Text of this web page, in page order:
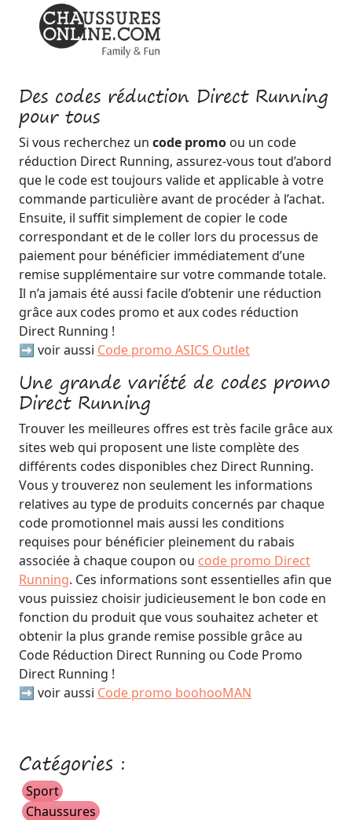
Des codes réduction Direct Running
pour tous
Si vous recherchez un code promo ou un code
réduction Direct Running, assurez-vous tout d’abord
que le code est toujours valide et applicable à votre
commande particulière avant de procéder à l’achat.
Ensuite, il suffit simplement de copier le code
correspondant et de le coller lors du processus de
paiement pour bénéficier immédiatement d’une
remise supplémentaire sur votre commande totale.
Il n’a jamais été aussi facile d’obtenir une réduction
grâce aux codes promo et aux codes réduction
Direct Running !
➡️ voir aussi Code promo ASICS Outlet
Une grande variété de codes promo
Direct Running
Trouver les meilleures offres est très facile grâce aux
sites web qui proposent une liste complète des
différents codes disponibles chez Direct Running.
Vous y trouverez non seulement les informations
relatives au type de produits concernés par chaque
code promotionnel mais aussi les conditions
requises pour bénéficier pleinement du rabais
associée à chaque coupon ou code promo Direct
Running. Ces informations sont essentielles afin que
vous puissiez choisir judicieusement le bon code en
fonction du produit que vous souhaitez acheter et
obtenir la plus grande remise possible grâce au
Code Réduction Direct Running ou Code Promo
Direct Running !
➡️ voir aussi Code promo boohooMAN
Catégories :
Sport
Chaussures